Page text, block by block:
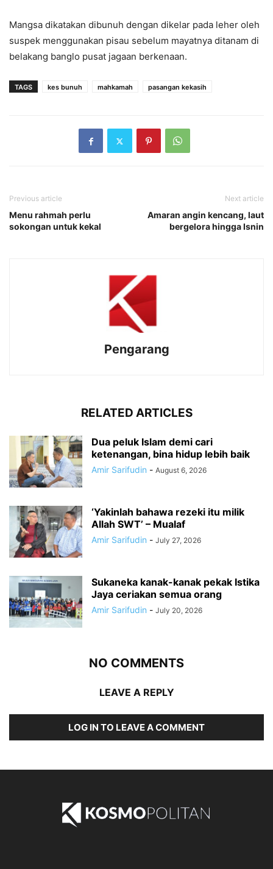
Mangsa dikatakan dibunuh dengan dikelar pada leher oleh
suspek menggunakan pisau sebelum mayatnya ditanam di
belakang banglo pusat jagaan berkenaan.
TAGS kes bunuh mahkamah pasangan kekasih
Previous article
Menu rahmah perlu
sokongan untuk kekal
Next article
Amaran angin kencang, laut
bergelora hingga Isnin
Pengarang
RELATED ARTICLES
Dua peluk Islam demi cari
ketenangan, bina hidup lebih baik
Amir Sarifudin - August 6, 2026
‘Yakinlah bahawa rezeki itu milik
Allah SWT’ – Mualaf
Amir Sarifudin - July 27, 2026
Sukaneka kanak-kanak pekak Istika
Jaya ceriakan semua orang
Amir Sarifudin - July 20, 2026
NO COMMENTS
LEAVE A REPLY
LOG IN TO LEAVE A COMMENT